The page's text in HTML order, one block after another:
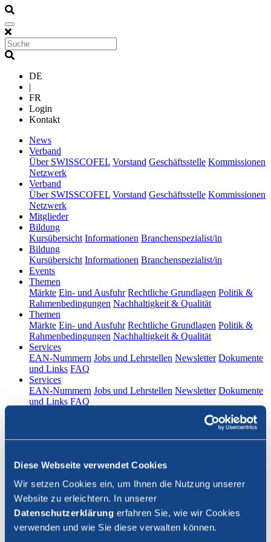
Diese Webseite verwendet Cookies
Wir setzen Cookies ein, um Ihnen die Nutzung unserer
Website zu erleichtern. In unserer
Datenschutzerklärung erfahren Sie, wie wir Cookies
verwenden und wie Sie diese verwalten können.
DE
|
FR
Login
Kontakt
News(current)
Verband
Über SWISSCOFEL Vorstand Geschäftsstelle Kommissionen
Netzwerk
Verband
Über SWISSCOFEL Vorstand Geschäftsstelle Kommissionen
Netzwerk
Mitglieder(current)
Bildung(current)
Kursübersicht Informationen Branchenspezialist/in
Bildung(current)
Kursübersicht Informationen Branchenspezialist/in
Events(current)
Themen
Märkte Ein- und Ausfuhr Rechtliche Grundlagen Politik &
Rahmenbedingungen Nachhaltigkeit & Qualität
Themen
Märkte Ein- und Ausfuhr Rechtliche Grundlagen Politik &
Rahmenbedingungen Nachhaltigkeit & Qualität
Services(current)
EAN-Nummern Jobs und Lehrstellen Newsletter Dokumente
und Links FAQ
Services(current)
EAN-Nummern Jobs und Lehrstellen Newsletter Dokumente
und Links FAQ
FR
Login
Suche schliessen